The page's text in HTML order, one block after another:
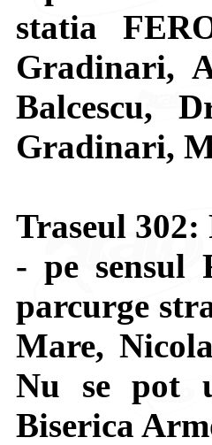
statia
Gradinari,
Balcescu,
Gradinari,
Traseul 302:
- pe sensul
parcurge
Mare,
Nu se pot
Biserica